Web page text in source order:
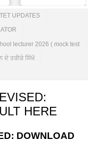
UPDATES
lecturer 2026 ( mock test
ਤਰੀਕੇ ਸਿੱਖੋ
HERE
DOWNLOAD